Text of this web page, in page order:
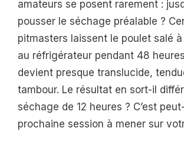
amateurs se posent rarement :
pousser le séchage préalable ?
pitmasters laissent le poulet salé
au réfrigérateur pendant 48
devient presque translucide,
tambour. Le résultat en sort-il
séchage de 12 heures ? C’est
prochaine session à mener sur